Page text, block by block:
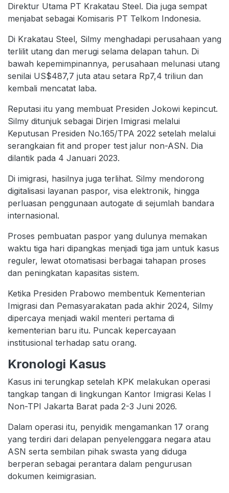
Direktur Utama PT Krakatau Steel. Dia juga sempat
menjabat sebagai Komisaris PT Telkom Indonesia.
Di Krakatau Steel, Silmy menghadapi perusahaan yang
terlilit utang dan merugi selama delapan tahun. Di
bawah kepemimpinannya, perusahaan melunasi utang
senilai US$487,7 juta atau setara Rp7,4 triliun dan
kembali mencatat laba.
Reputasi itu yang membuat Presiden Jokowi kepincut.
Silmy ditunjuk sebagai Dirjen Imigrasi melalui
Keputusan Presiden No.165/TPA 2022 setelah melalui
serangkaian fit and proper test jalur non-ASN. Dia
dilantik pada 4 Januari 2023.
Di imigrasi, hasilnya juga terlihat. Silmy mendorong
digitalisasi layanan paspor, visa elektronik, hingga
perluasan penggunaan autogate di sejumlah bandara
internasional.
Proses pembuatan paspor yang dulunya memakan
waktu tiga hari dipangkas menjadi tiga jam untuk kasus
reguler, lewat otomatisasi berbagai tahapan proses
dan peningkatan kapasitas sistem.
Ketika Presiden Prabowo membentuk Kementerian
Imigrasi dan Pemasyarakatan pada akhir 2024, Silmy
dipercaya menjadi wakil menteri pertama di
kementerian baru itu. Puncak kepercayaan
institusional terhadap satu orang.
Kronologi Kasus
Kasus ini terungkap setelah KPK melakukan operasi
tangkap tangan di lingkungan Kantor Imigrasi Kelas I
Non-TPI Jakarta Barat pada 2-3 Juni 2026.
Dalam operasi itu, penyidik mengamankan 17 orang
yang terdiri dari delapan penyelenggara negara atau
ASN serta sembilan pihak swasta yang diduga
berperan sebagai perantara dalam pengurusan
dokumen keimigrasian.